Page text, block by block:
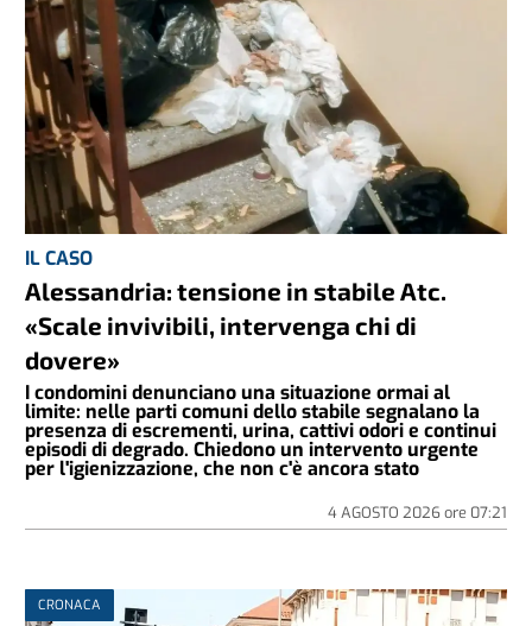
IL CASO
Alessandria: tensione in stabile Atc.
«Scale invivibili, intervenga chi di
dovere»
I condomini denunciano una situazione ormai al
limite: nelle parti comuni dello stabile segnalano la
presenza di escrementi, urina, cattivi odori e continui
episodi di degrado. Chiedono un intervento urgente
per l'igienizzazione, che non c'è ancora stato
4 AGOSTO 2026ore 07:21
CRONACA